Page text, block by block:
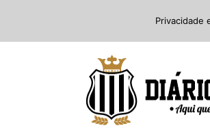
o
Facebook
Privacidade